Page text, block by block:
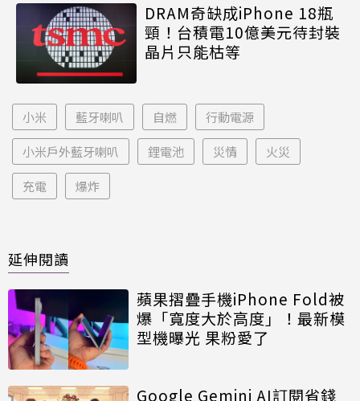
DRAM奇缺成iPhone 18瓶
頸！台積電10億美元待封裝
晶片只能枯等
小米 藍牙喇叭 自燃 行動電源
小米戶外藍牙喇叭 鋰電池 災情 火災
充電 爆炸
延伸閱讀
蘋果摺疊手機iPhone Fold被
爆「寬度大於高度」！最新模
型機曝光 果粉愛了
Google Gemini AI訂閱省錢